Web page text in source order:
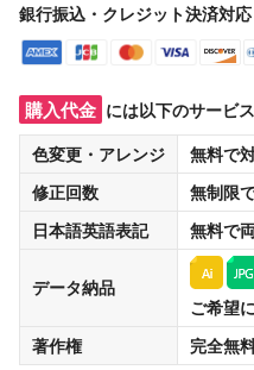
銀行振込・クレジット決済対応
購入代金 には以下のサービ
色変更・アレンジ
無料で
修正回数
無制限
日本語英語表記
無料で
データ納品
ご希望
著作権
完全無